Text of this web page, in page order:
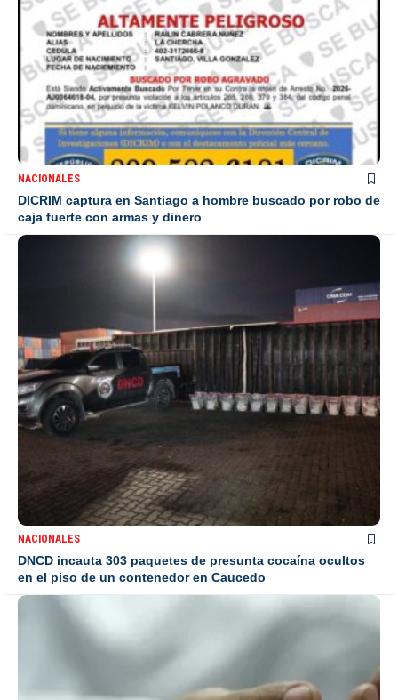
NACIONALES
DICRIM captura en Santiago a hombre buscado por robo de
caja fuerte con armas y dinero
NACIONALES
DNCD incauta 303 paquetes de presunta cocaína ocultos
en el piso de un contenedor en Caucedo